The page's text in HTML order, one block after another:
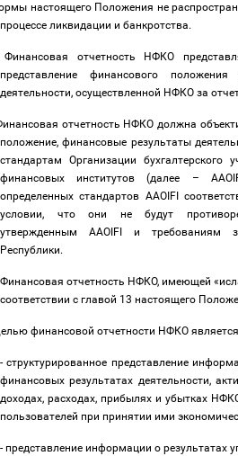
настоящего Положения не
процессе ликвидации и банкротства.
отчетность НФКО
представление финансового
деятельности, осуществленной НФКО за
отчетность НФКО должна
положение, финансовые результаты
стандартам Организации бухгалтерского
финансовых институтов (далее –
определенных стандартов AAOIFI
условии, что они не будут
утвержденным AAOIFI и требованиям
Республики.
Финансовая отчетность НФКО, имеющей
соответствии с главой 1 3 настоящего
финансовой отчетности НФКО
- структурированное представление
финансовых результатах деятельности,
доходах, расходах, прибылях и убытках
пользователей при принятии ими
- представление информации о результатах